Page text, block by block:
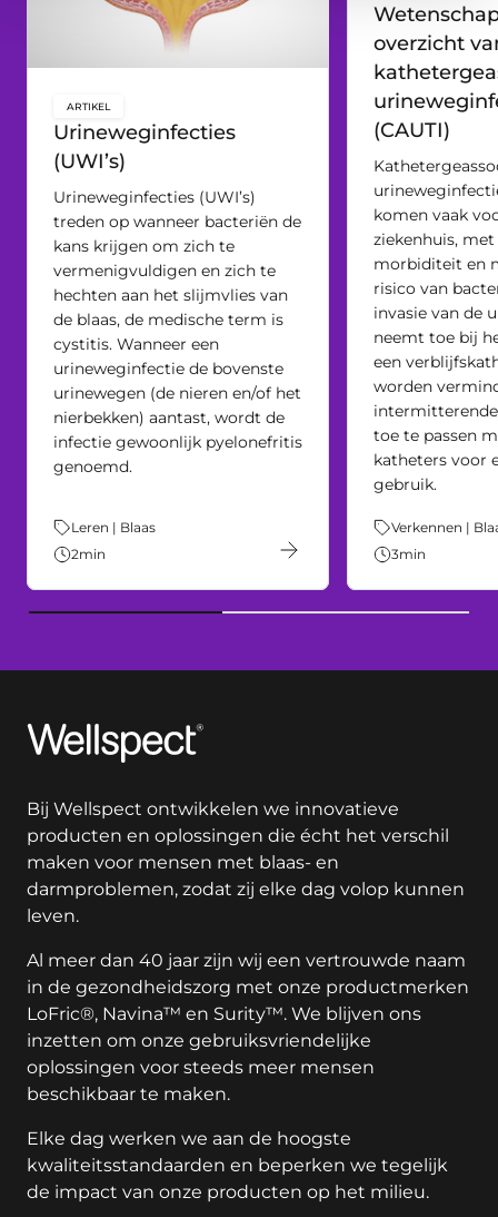
Urineweginfecties
(UWI’s)
key:global.content-type:
ARTIKEL
Urineweginfecties (UWI’s)
treden op wanneer bacteriën de
kans krijgen om zich te
vermenigvuldigen en zich te
hechten aan het slijmvlies van
de blaas, de medische term is
cystitis. Wanneer een
urineweginfectie de bovenste
urinewegen (de nieren en/of het
nierbekken) aantast, wordt de
infectie gewoonlijk pyelonefritis
genoemd.
Thema:
Leren | Blaas
2min
overzicht
(CAUTI)
komen vaak
ziekenhuis,
morbiditeit en
risico van
invasie van de
neemt toe bij
een
worden
toe te passen
katheters voor
gebruik.
Thema:
Verkennen |
3min
Wellspect
Bij Wellspect ontwikkelen we innovatieve
producten en oplossingen die écht het verschil
maken voor mensen met blaas- en
darmproblemen, zodat zij elke dag volop kunnen
leven.
Al meer dan 40 jaar zijn wij een vertrouwde naam
in de gezondheidszorg met onze productmerken
LoFric®, Navina™ en Surity™. We blijven ons
inzetten om onze gebruiksvriendelijke
oplossingen voor steeds meer mensen
beschikbaar te maken.
Elke dag werken we aan de hoogste
kwaliteitsstandaarden en beperken we tegelijk
de impact van onze producten op het milieu.